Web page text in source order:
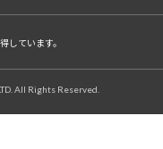
しています。
All Rights Reserved.